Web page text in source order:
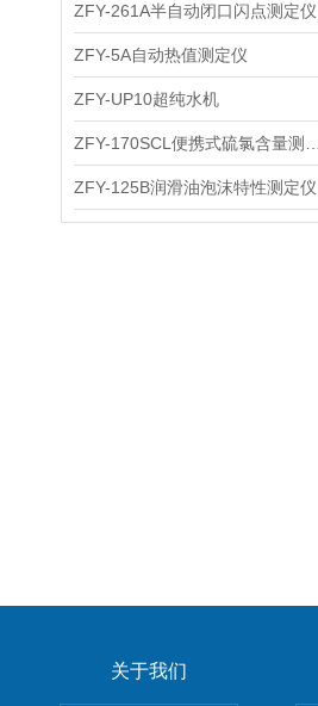
ZFY-261A半自动闭口闪点测定仪
ZFY-5A自动热值测定仪
ZFY-UP10超纯水机
ZFY-125B润滑油泡沫特性测定仪
关于我们